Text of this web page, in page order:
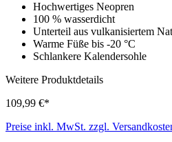
Hochwertiges Neopren
100 % wasserdicht
Unterteil aus vulkanisiertem
Warme Füße bis -20 °C
Schlankere Kalendersohle
Weitere Produktdetails
109,99 €*
Preise inkl. MwSt. zzgl.